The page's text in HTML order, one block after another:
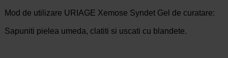
Mod de utilizare URIAGE Xemose Syndet Gel de curatare:
Sapuniti pielea umeda, clatiti si uscati cu blandete.